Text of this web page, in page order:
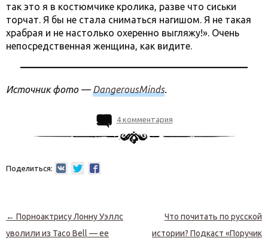
так это я в костюмчике кролика, разве что сиськи
торчат. Я бы не стала сниматься нагишом. Я не такая
храбрая и не настолько охеренно выгляжу!». Очень
непосредственная женщина, как видите.
Источник фото —DangerousMinds.
4 комментария
Поделиться:
Навигация по записям
← Порноактрису Лонну Уэллс
уволили из Taco Bell — ее
Что почитать по русской
истории? Подкаст «Поручик